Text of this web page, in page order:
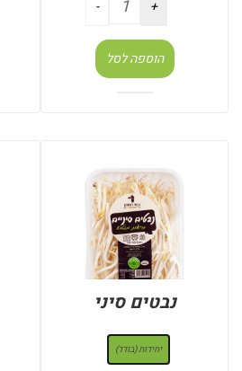
הוספה לסל
נבטים סיני
יחידות (בודד)